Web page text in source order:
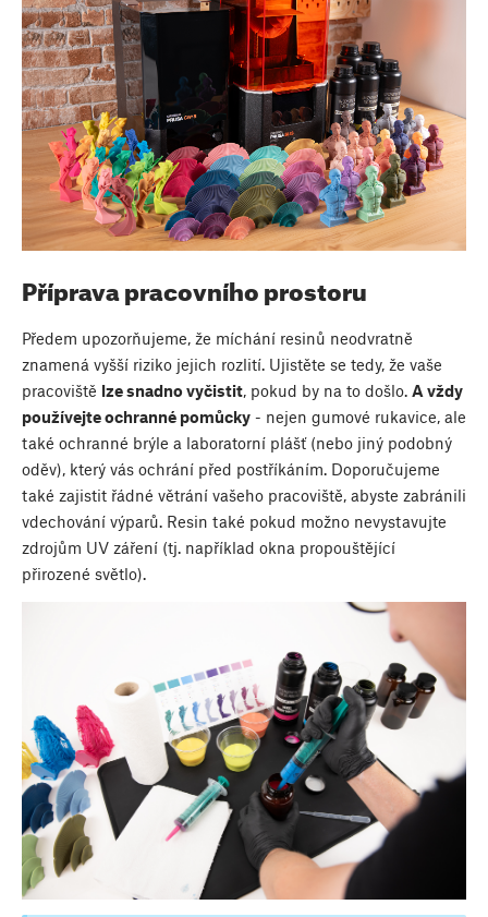
Příprava pracovního prostoru
Předem upozorňujeme, že míchání resinů neodvratně
znamená vyšší riziko jejich rozlití. Ujistěte se tedy, že vaše
pracoviště lze snadno vyčistit, pokud by na to došlo. A vždy
používejte ochranné pomůcky - nejen gumové rukavice, ale
také ochranné brýle a laboratorní plášť (nebo jiný podobný
oděv), který vás ochrání před postříkáním. Doporučujeme
také zajistit řádné větrání vašeho pracoviště, abyste zabránili
vdechování výparů. Resin také pokud možno nevystavujte
zdrojům UV záření (tj. například okna propouštějící
přirozené světlo).